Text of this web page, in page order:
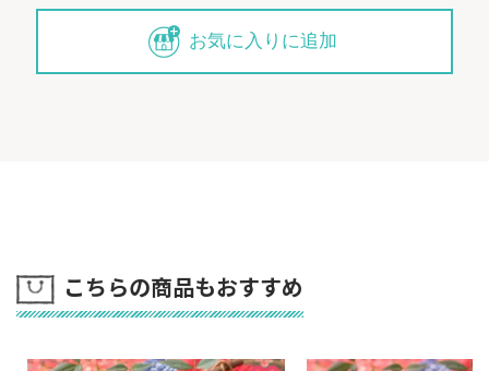
お気に入りに追加
こちらの商品もおすすめ